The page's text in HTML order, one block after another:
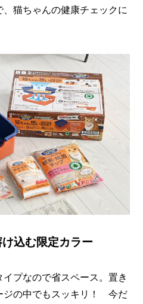
猫ちゃんの健康チェックに
込む限定カラー
プなので省スペース。置き
ジの中でもスッキリ！ 今だ